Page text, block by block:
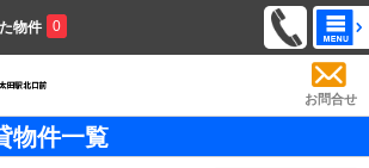
物件 0
お問合せ
物件一覧